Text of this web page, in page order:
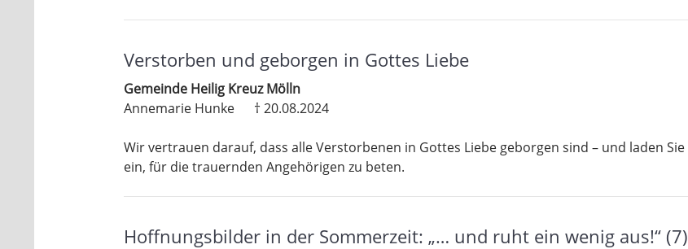
Verstorben und geborgen in Gottes Liebe
Gemeinde Heilig Kreuz Mölln
Annemarie Hunke † 20.08.2024
Wir vertrauen darauf, dass alle Verstorbenen in Gottes Liebe geborgen sind – und laden Sie
ein, für die trauernden Angehörigen zu beten.
Hoffnungsbilder in der Sommerzeit: „… und ruht ein wenig aus!“ (7)